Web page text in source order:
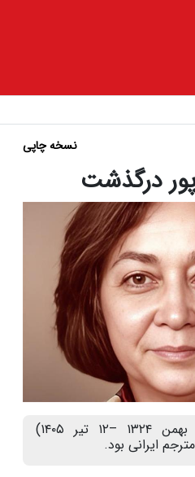
نسخه چاپی
درگذشت
شَهرنوش پارسی‌پور (۲۸ بهمن ۱۳۲۴ –۱۲ تیر ۱۴۰۵)
ایرانی بود.